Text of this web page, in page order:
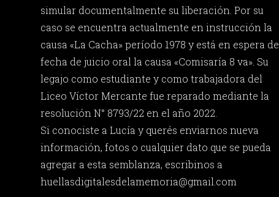
simular documentalmente su liberación. Por su
caso se encuentra actualmente en instrucción la
causa «La Cacha» período 1978 y está en espera de
fecha de juicio oral la causa «Comisaría 8 va». Su
legajo como estudiante y como trabajadora del
Liceo Víctor Mercante fue reparado mediante la
resolución N° 8793/22 en el año 2022.
Si conociste a Lucía y querés enviarnos nueva
información, fotos o cualquier dato que se pueda
agregar a esta semblanza, escribinos a
huellasdigitalesdelamemoria@gmail.com